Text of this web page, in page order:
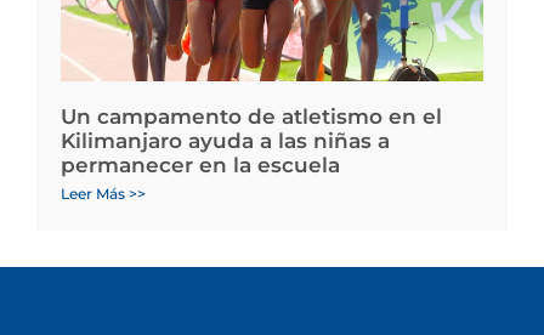
Un campamento de atletismo en el
Kilimanjaro ayuda a las niñas a
permanecer en la escuela
Leer Más >>